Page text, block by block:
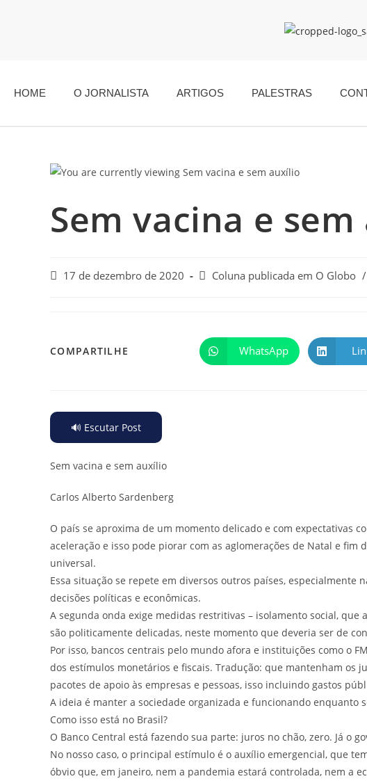
HOME O JORNALISTA ARTIGOS PALESTRAS
Sem vacina e
17 de dezembro de 2020 Coluna publicada em O Globo /
COMPARTILHE WhatsApp
🔊 Escutar Post
Sem vacina e sem auxílio
Carlos Alberto Sardenberg
O país se aproxima de um momento delicado e com expectativas
aceleração e isso pode piorar com as aglomerações de Natal e fim
universal.
Essa situação se repete em diversos outros países, especialmente
decisões políticas e econômicas.
A segunda onda exige medidas restritivas – isolamento social, que
são politicamente delicadas, neste momento que deveria ser de
Por isso, bancos centrais pelo mundo afora e instituições como o
dos estímulos monetários e fiscais. Tradução: que mantenham os
pacotes de apoio às empresas e pessoas, isso incluindo gastos
A ideia é manter a sociedade organizada e funcionando enquanto
Como isso está no Brasil?
O Banco Central está fazendo sua parte: juros no chão, zero. Já o
No nosso caso, o principal estímulo é o auxílio emergencial, que
óbvio que, em janeiro, nem a pandemia estará controlada, nem a